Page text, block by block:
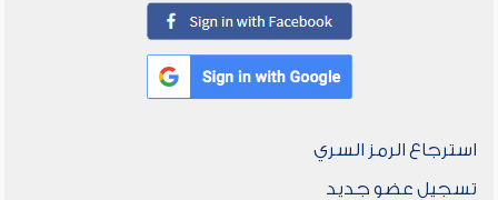
استرجاع الرمز السري
تسجيل عضو جديد